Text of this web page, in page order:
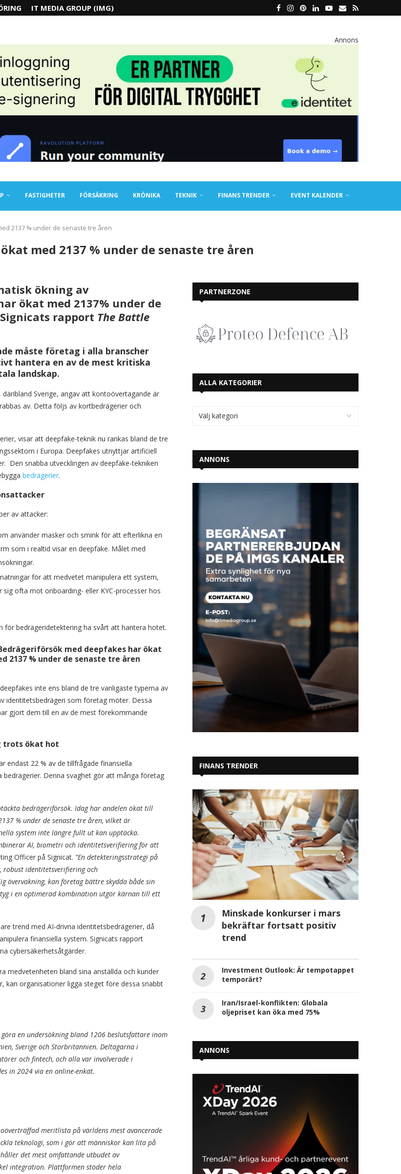
IT MEDIA GROUP (IMG)
Annons
FASTIGHETER FÖRSÄKRING KRÖNIKA TEKNIK FINANS TRENDER EVENT KALENDER
2137 % under de senaste tre åren
med 2137 % under de senaste tre åren
ökning av
ökat med 2137% under de
rapport The Battle
måste företag i alla branscher
hantera en av de mest kritiska
landskap.
Sverige, angav att kontoövertagande är
av. Detta följs av kortbedrägerier och
visar att deepfake-teknik nu rankas bland de tre
i Europa. Deepfakes utnyttjar artificiell
Den snabba utvecklingen av deepfake-tekniken
bedrägerier.
av attacker:
använder masker och smink för att efterlikna en
som i realtid visar en deepfake. Målet med
för att medvetet manipulera ett system,
ofta mot onboarding- eller KYC-processer hos
för bedrägeridetektering ha svårt att hantera hotet.
inte ens bland de tre vanligaste typerna av
identitetsbedrägeri som företag möter. Dessa
gjort dem till en av de mest förekommande
trots ökat hot
endast 22 % av de tillfrågade finansiella
Denna svaghet gör att många företag
bedrägeriförsök. Idag har andelen ökat till
% under de senaste tre åren, vilket är
system inte längre fullt ut kan upptäcka.
AI, biometri och identitetsverifiering för att
Officer på Signicat. ”En detekteringsstrategi på
robust identitetsverifiering och
övervakning, kan företag bättre skydda både sin
i en optimerad kombination utgör kärnan till ett
trend med AI-drivna identitetsbedrägerier, då
finansiella system. Signicats rapport
cybersäkerhetsåtgärder.
medvetenheten bland sina anställda och kunder
kan organisationer ligga steget före dessa snabbt
en undersökning bland 1206 beslutsfattare inom
Sverige och Storbritannien. Deltagarna i
och fintech, och alla var involverade i
in 2024 via en online-enkät.
meritlista på världens mest avancerade
teknologi, som i gör att människor kan lita på
det mest omfattande utbudet av
integration. Plattformen stöder hela
PARTNERZONE
ALLA KATEGORIER
ANNONS
FINANS TRENDER
Minskade konkurser i mars
bekräftar fortsatt positiv
trend
Investment Outlook: Är tempotappet
temporärt?
Iran/Israel-konflikten: Globala
oljepriset kan öka med 75%
ANNONS